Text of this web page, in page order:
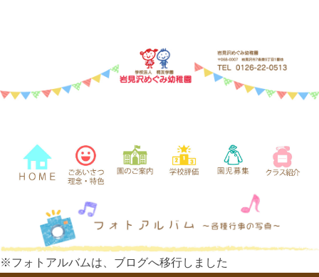
※フォトアルバムは、ブログへ移行しました